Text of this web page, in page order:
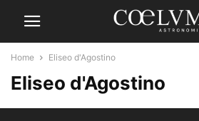
Home Eliseo d'Agostino
Eliseo d'Agostino